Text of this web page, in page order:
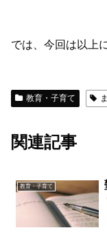
では、今回は以上
教育・子育て
関連記事
教育・子育て